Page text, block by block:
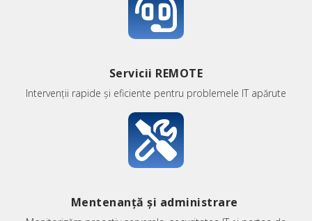
Servicii REMOTE
Intervenții rapide și eficiente pentru problemele IT apărute
Mentenanță și administrare